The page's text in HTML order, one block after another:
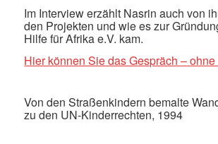
Im Interview erzählt Nasrin auch von
den Projekten und wie es zur
Hilfe für Afrika e.V. kam.
Hier können Sie das Gespräch –
Von den Straßenkindern bemalte
zu den UN-Kinderrechten, 1994